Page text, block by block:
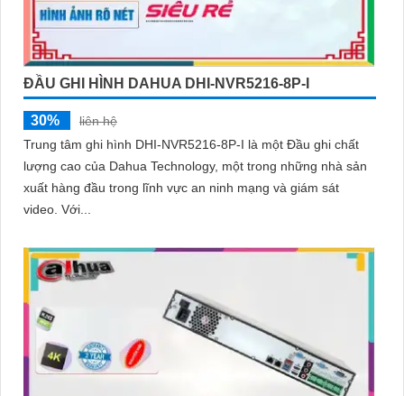
ĐẦU GHI HÌNH DAHUA DHI-NVR5216-8P-I
30%
liên hệ
Trung tâm ghi hình DHI-NVR5216-8P-I là một Đầu ghi chất
lượng cao của Dahua Technology, một trong những nhà sản
xuất hàng đầu trong lĩnh vực an ninh mạng và giám sát
video. Với...